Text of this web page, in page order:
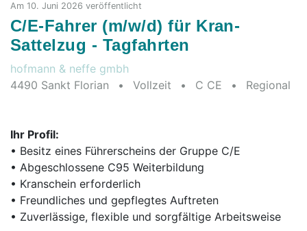
Am 10. Juni 2026 veröffentlicht
C/E-Fahrer (m/w/d) für Kran-
Sattelzug - Tagfahrten
hofmann & neffe gmbh
4490 Sankt Florian
• Vollzeit • C CE •
Regional
Ihr Profil:
• Besitz eines Führerscheins der Gruppe C/E
• Abgeschlossene C95 Weiterbildung
• Kranschein erforderlich
• Freundliches und gepflegtes Auftreten
• Zuverlässige, flexible und sorgfältige Arbeitsweise